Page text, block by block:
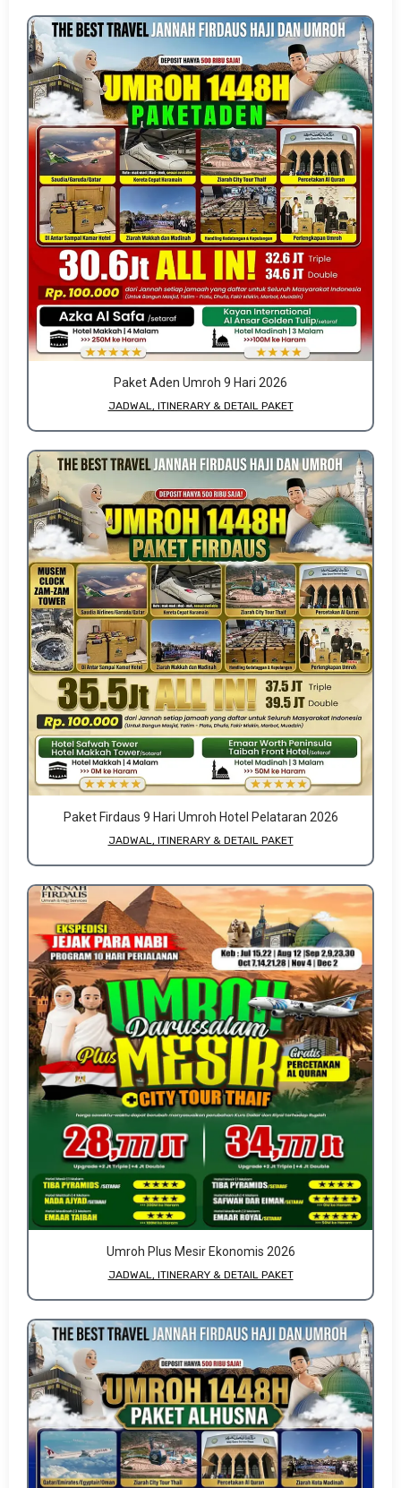
Paket Aden Umroh 9 Hari 2026
JADWAL, ITINERARY & DETAIL PAKET
Paket Firdaus 9 Hari Umroh Hotel Pelataran 2026
JADWAL, ITINERARY & DETAIL PAKET
Umroh Plus Mesir Ekonomis 2026
JADWAL, ITINERARY & DETAIL PAKET